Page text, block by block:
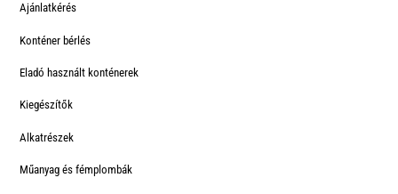
Ajánlatkérés
Konténer bérlés
Eladó használt konténerek
Kiegészítők
Alkatrészek
Műanyag és fémplombák